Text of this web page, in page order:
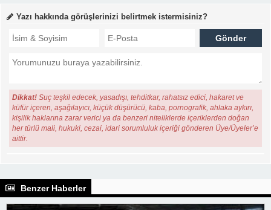
Yazı hakkında görüşlerinizi belirtmek istermisiniz?
Dikkat! Suç teşkil edecek, yasadışı, tehditkar, rahatsız edici, hakaret ve
küfür içeren, aşağılayıcı, küçük düşürücü, kaba, pornografik, ahlaka aykırı,
kişilik haklarına zarar verici ya da benzeri niteliklerde içeriklerden doğan
her türlü mali, hukuki, cezai, idari sorumluluk içeriği gönderen Üye/Üyeler’e
aittir.
Benzer Haberler